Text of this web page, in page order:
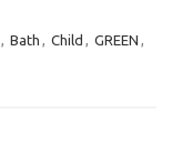
, Bath , Child , GREEN ,